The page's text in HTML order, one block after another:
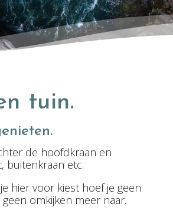
tuin.
de hoofdkraan en
buitenkraan etc.
hier voor kiest hoef je geen
omkijken meer naar.